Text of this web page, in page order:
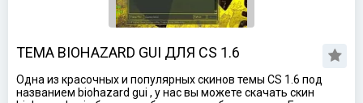
ТЕМА BIOHAZARD GUI ДЛЯ CS 1.6
Одна из красочных и популярных скинов темы CS 1.6 под
названием biohazard gui , у нас вы можете скачать скин